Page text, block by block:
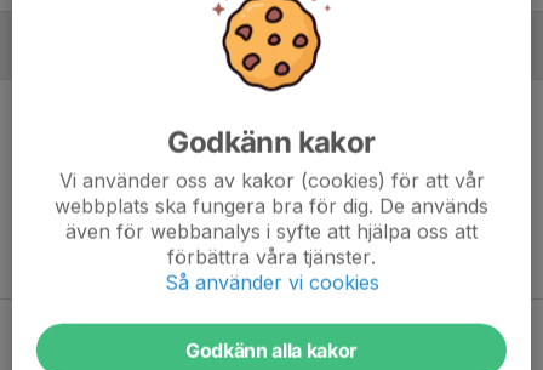
Ingen målvaktsstatistik inlagd
Dela statistik
Godkänn kakor
Vi använder oss av kakor (cookies) för att vår
webbplats ska fungera bra för dig. De används
även för webbanalys i syfte att hjälpa oss att
förbättra våra tjänster.
Så använder vi cookies
Godkänn alla kakor